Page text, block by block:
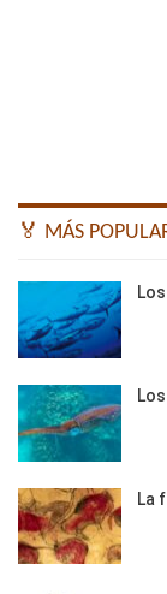
🏅 MÁS
La